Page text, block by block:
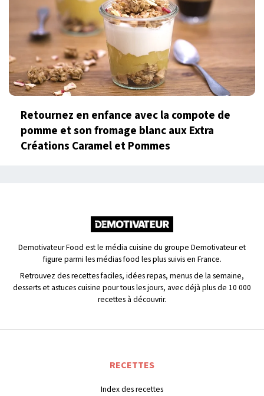
Retournez en enfance avec la compote de
pomme et son fromage blanc aux Extra
Créations Caramel et Pommes
Demotivateur Food est le média cuisine du groupe Demotivateur et
figure parmi les médias food les plus suivis en France.
Retrouvez des recettes faciles, idées repas, menus de la semaine,
desserts et astuces cuisine pour tous les jours, avec déjà plus de 10 000
recettes à découvrir.
RECETTES
Index des recettes